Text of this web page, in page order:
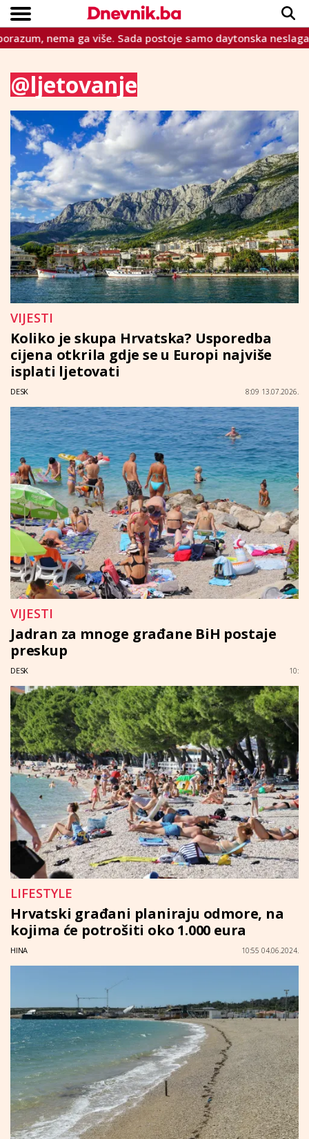
VIJESTI
SPORT
INTERVIEW
TEME
CRNA KRONIKA
LIFESTYLE
Copyright © Dnevnik.ba 2023.
više. Sada postoje samo daytonska neslaganja
@ljetovanje
VIJESTI
Koliko je skupa Hrvatska? Usporedba
cijena otkrila gdje se u Europi najviše
isplati ljetovati
DESK 8:09 13.07.2026.
VIJESTI
Jadran za mnoge građane BiH postaje
preskup
DESK 10:
LIFESTYLE
Hrvatski građani planiraju odmore, na
kojima će potrošiti oko 1.000 eura
HINA 10:55 04.06.2024.